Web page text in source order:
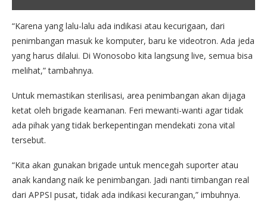
“Karena yang lalu-lalu ada indikasi atau kecurigaan, dari
penimbangan masuk ke komputer, baru ke videotron. Ada jeda
yang harus dilalui. Di Wonosobo kita langsung live, semua bisa
melihat,” tambahnya.
Untuk memastikan sterilisasi, area penimbangan akan dijaga
ketat oleh brigade keamanan. Feri mewanti-wanti agar tidak
ada pihak yang tidak berkepentingan mendekati zona vital
tersebut.
“Kita akan gunakan brigade untuk mencegah suporter atau
anak kandang naik ke penimbangan. Jadi nanti timbangan real
dari APPSI pusat, tidak ada indikasi kecurangan,” imbuhnya.